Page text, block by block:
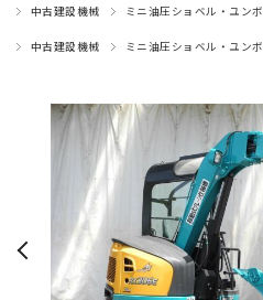
中古建設機械 ミニ油圧ショベル・ユンボ
中古建設機械 ミニ油圧ショベル・ユンボ